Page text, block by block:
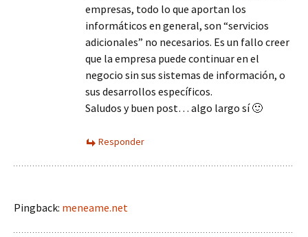
empresas, todo lo que aportan los
informáticos en general, son “servicios
adicionales” no necesarios. Es un fallo creer
que la empresa puede continuar en el
negocio sin sus sistemas de información, o
sus desarrollos específicos.
Saludos y buen post… algo largo sí 🙂
Responder
Pingback: meneame.net